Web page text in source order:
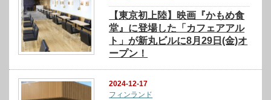
【東京初上陸】映画『かもめ食
堂』に登場した「カフェアアル
ト」が新丸ビルに8月29日(金)オ
ープン！
2024-12-17
フィンランド